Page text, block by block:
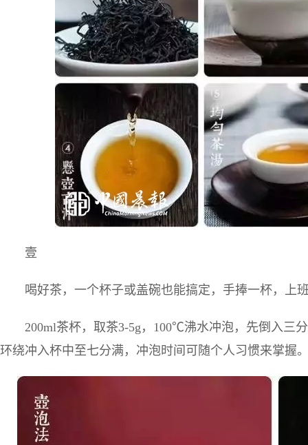
壹
喝好茶，一个杯子或盖碗也能搞定，手捧一杯，上
200ml茶杯，取茶3-5g，100℃沸水冲泡，先倒入三
环绕冲入杯中至七分满，冲泡时间可随个人习惯来掌握